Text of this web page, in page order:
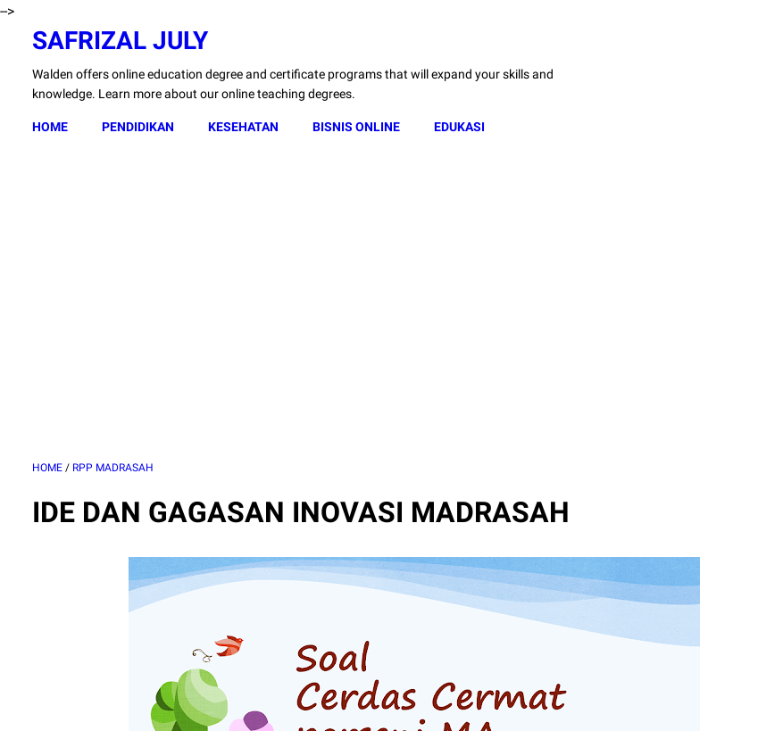
-->
SAFRIZAL JULY
Walden offers online education degree and certificate programs that will expand your skills and
knowledge. Learn more about our online teaching degrees.
HOME PENDIDIKAN KESEHATAN BISNIS ONLINE EDUKASI
HOME / RPP MADRASAH
IDE DAN GAGASAN INOVASI MADRASAH